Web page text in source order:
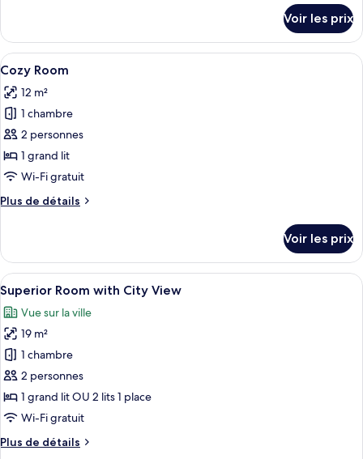
Twin
Room
le
type
de
chambre
Double
or
Twin
Room
Voir les prix
Afficher
toutes
les
photos
pour
ce
type
chambre :
Une chambre d’hôtel avec un lit,
12
Cozy Room
12 m²
1 chambre
2 personnes
1 grand lit
Wi-Fi gratuit
Plus de détails
Plus
le
type
de
chambre
Cozy
Room
Voir les prix
Afficher
toutes
les
photos
pour
ce
type
de
chambre :
Superior
Une chambre d’hôtel moderne
31
Superior Room with City View
Vue sur la ville
19 m²
1 chambre
2 personnes
1 grand lit OU 2 lits 1 place
Wi-Fi gratuit
Plus de détails
Plus